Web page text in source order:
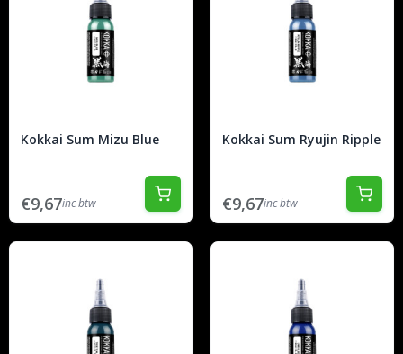
Kokkai Sum Mizu Blue
€9,67inc btw
Kokkai Sum Ryujin Ripple
€9,67inc btw